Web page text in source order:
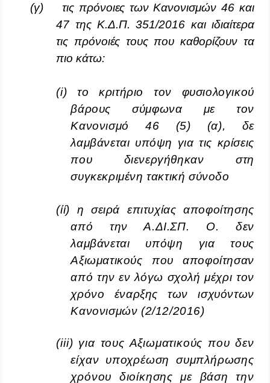
(γ) τις πρόνοιες των Κανονισμών 46 και
47 της K.Δ.Π. 351/2016 και ιδιαίτερα
τις πρόνοιές τους που καθορίζουν τα
πιο κάτω:
(i) το κριτήριο τον φυσιολογικού
βάρους σύμφωνα με τον
Κανονισμό 46 (5) (α), δε
λαμβάνεται υπόψη για τις κρίσεις
που διενεργήθηκαν στη
συγκεκριμένη τακτική σύνοδο
(ίί) η σειρά επιτυχίας αποφοίτησης
από την Α.ΔΙ.ΣΠ. Ο. δεν
λαμβάνεται υπόψη για τους
Αξιωματικούς που αποφοίτησαν
από την εν λόγω σχολή μέχρι τον
χρόνο έναρξης των ισχυόντων
Κανονισμών (2/12/2016)
(iii) για τους Αξιωματικούς που δεν
είχαν υποχρέωση συμπλήρωσης
χρόνου διοίκησης με βάση την